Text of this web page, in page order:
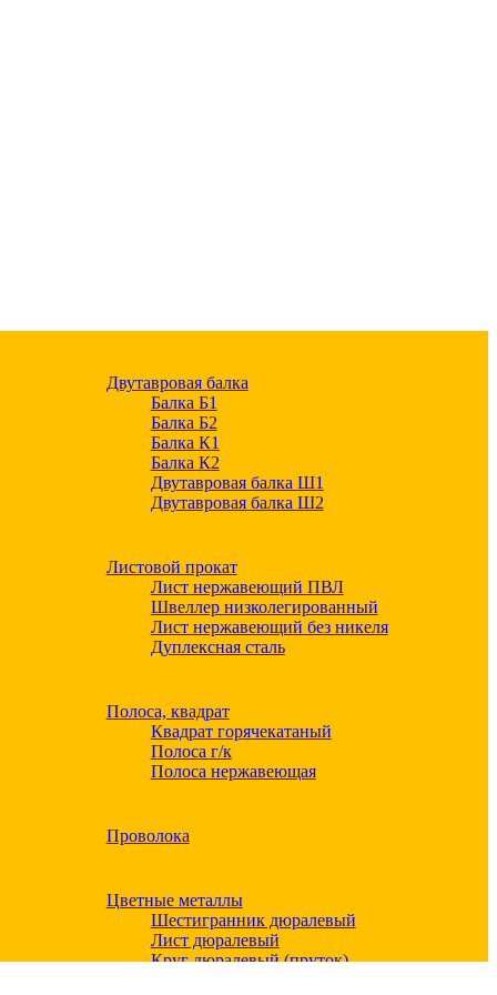
Двутавровая балка
Балка Б1
Балка Б2
Балка К1
Балка К2
Двутавровая балка Ш1
Двутавровая балка Ш2
Листовой прокат
Лист нержавеющий ПВЛ
Швеллер низколегированный
Лист нержавеющий без никеля
Дуплексная сталь
Полоса, квадрат
Квадрат горячекатаный
Полоса г/к
Полоса нержавеющая
Проволока
Цветные металлы
Шестигранник дюралевый
Лист дюралевый
Круг дюралевый (пруток)